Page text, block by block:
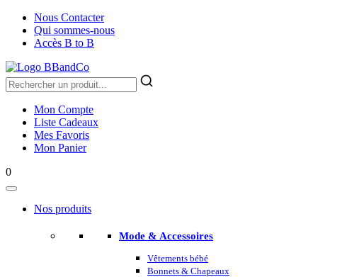
Nous Contacter
Qui sommes-nous
Accès B to B
Mon Compte
Liste Cadeaux
Mes Favoris
Mon Panier
0
Nos produits
Mode & Accessoires
Vêtements bébé
Bonnets & Chapeaux